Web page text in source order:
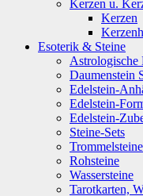
Kerzen u.
Kerzen
Esoterik & Steine
Astrologische
Daumenstein
Edelstein-
Edelstein-
Edelstein-
Steine-Sets
Trommelsteine
Rohsteine
Wassersteine
Tarotkarten,